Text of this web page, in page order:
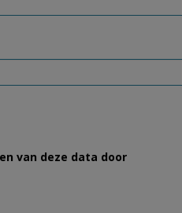
van deze data door